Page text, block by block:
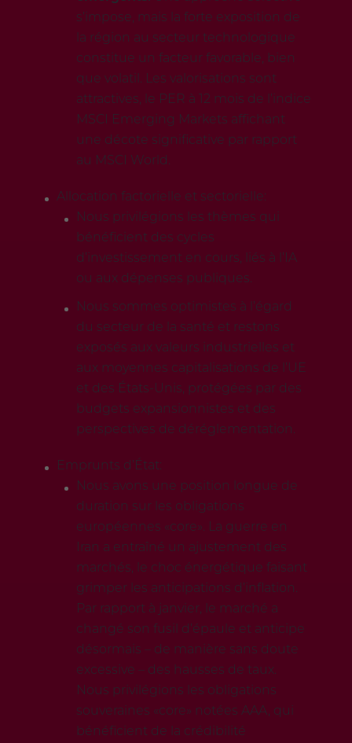
s’impose, mais la forte exposition de
la région au secteur technologique
constitue un facteur favorable, bien
que volatil. Les valorisations sont
attractives, le PER à 12 mois de l’indice
MSCI Emerging Markets affichant
une décote significative par rapport
au MSCI World.
Allocation factorielle et sectorielle:
Nous privilégions les thèmes qui
bénéficient des cycles
d’investissement en cours, liés à l’IA
ou aux dépenses publiques.
Nous sommes optimistes à l’égard
du secteur de la santé et restons
exposés aux valeurs industrielles et
aux moyennes capitalisations de l’UE
et des États-Unis, protégées par des
budgets expansionnistes et des
perspectives de déréglementation.
Emprunts d’État:
Nous avons une position longue de
duration sur les obligations
européennes «core». La guerre en
Iran a entraîné un ajustement des
marchés, le choc énergétique faisant
grimper les anticipations d’inflation.
Par rapport à janvier, le marché a
changé son fusil d’épaule et anticipe
désormais – de manière sans doute
excessive – des hausses de taux.
Nous privilégions les obligations
souveraines «core» notées AAA, qui
bénéficient de la crédibilité